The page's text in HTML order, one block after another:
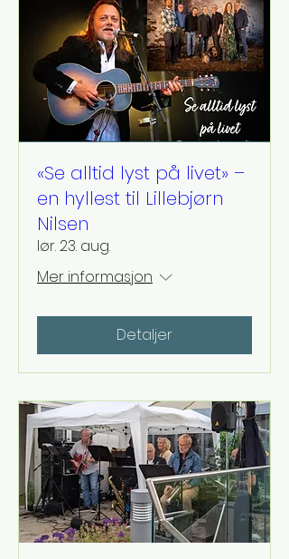
«Se alltid lyst på livet» –
en hyllest til Lillebjørn
Nilsen
lør. 23. aug.
Mer informasjon
Detaljer